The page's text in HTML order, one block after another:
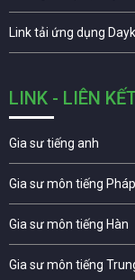
Link tải ứng dụng
LINK - LIÊN
Gia sư tiếng anh
Gia sư môn tiếng Pháp
Gia sư môn tiếng Hàn
Gia sư môn tiếng